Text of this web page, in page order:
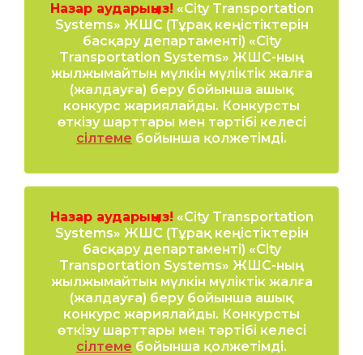
Назар аударыңыз! «City Transportation
Systems» ЖШС (Тұрақ кеңістіктерін
басқару департаменті) «City
Transportation Systems» ЖШС-ның
жылжымайтын мүлкін мүліктік жалға
(жалдауға) беру бойынша ашық
конкурс жариялайды. Конкурсты
өткізу шарттары мен тәртібі келесі
сілтеме бойынша қолжетімді.
Назар аударыңыз! «City Transportation
Systems» ЖШС (Тұрақ кеңістіктерін
басқару департаменті) «City
Transportation Systems» ЖШС-ның
жылжымайтын мүлкін мүліктік жалға
(жалдауға) беру бойынша ашық
конкурс жариялайды. Конкурсты
өткізу шарттары мен тәртібі келесі
сілтеме бойынша қолжетімді.